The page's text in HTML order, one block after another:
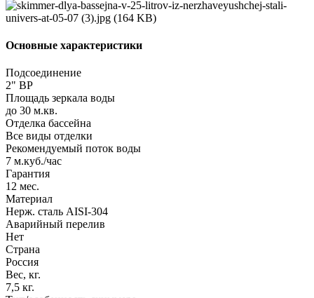
Основные характеристики
Подсоединение
2" ВР
Площадь зеркала воды
до 30 м.кв.
Отделка бассейна
Все виды отделки
Рекомендуемый поток воды
7 м.куб./час
Гарантия
12 мес.
Материал
Нерж. сталь AISI-304
Аварийный перелив
Нет
Страна
Россия
Вес, кг.
7,5 кг.